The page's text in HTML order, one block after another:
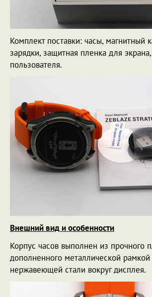
Комплект поставки: часы, магнитный
зарядки, защитная пленка для
пользователя.
Внешний вид и особенности
Корпус часов выполнен из прочного
дополненного металлической рамкой
нержавеющей стали вокруг дисплея.